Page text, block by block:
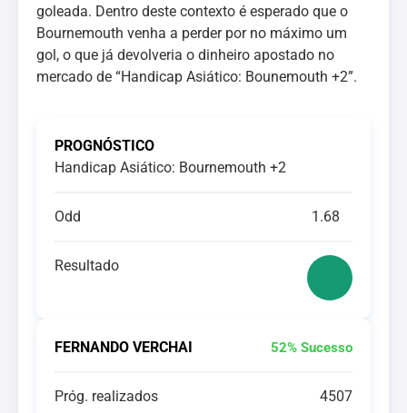
goleada. Dentro deste contexto é esperado que o
Bournemouth venha a perder por no máximo um
gol, o que já devolveria o dinheiro apostado no
mercado de “Handicap Asiático: Bounemouth +2”.
PROGNÓSTICO
Handicap Asiático: Bournemouth +2
Odd 1.68
Resultado
FERNANDO VERCHAI 52% Sucesso
Próg. realizados 4507